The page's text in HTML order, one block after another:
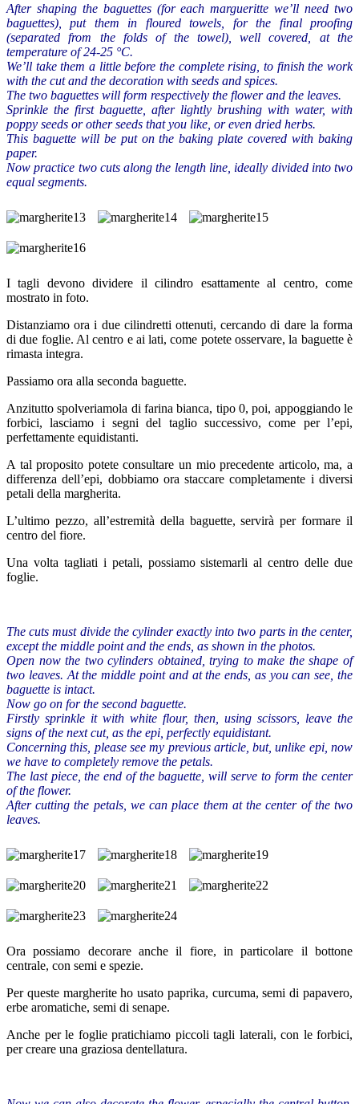
After shaping the baguettes (for eachmargueritte we’ll need two
baguettes), putthem in floured towels for the
final proofing
(separated from the folds of the towel),well covered , at the
temperature of 24-25 °C.
We’ll take them a little before the complete rising ,to finish the work
with the cut and the decoration with seeds and spices.
The two baguettes will form respectively the flower and the leaves.
Sprinkle the first baguette after lightly brushing with water, with
poppy seeds or other seeds that you like or even dried herbs.
This baguette will be put on the baking plate covered with baking
paper.
Now practice two cuts along the length line, ideally divided into two
equal segments.
I tagli devono dividere il cilindro esattamente al centro, come
mostrato in foto.
Distanziamo ora i due cilindretti ottenuti, cercando di dare la forma
di due foglie. Al centro e ai lati, come potete osservare, la baguette è
rimasta integra.
Passiamo ora alla seconda baguette.
Anzitutto spolveriamola di farina bianca, tipo 0, poi, appoggiando le
forbici, lasciamo i segni del taglio successivo, come per l’epi,
perfettamente equidistanti.
A tal proposito potete consultare un mio precedente articolo, ma, a
differenza dell’epi, dobbiamo ora staccare completamente i diversi
petali della margherita.
L’ultimo pezzo, all’estremità della baguette, servirà per formare il
centro del fiore.
Una volta tagliati i petali, possiamo sistemarli al centro delle due
foglie.
The cuts must divide the cylinder exactly into two parts in the center,
except the middle point and the ends as shown in the photos.
Open now the two cylinders obtained, trying to make the shape of
two leaves. At the middle point and at the ends, as you can see ,the
baguette is intact.
Now go on for the second baguette.
Firstly sprinkle it with white flour, then using scissors leave the
signs of the next cut, as the epi perfectly equidistant.
Concerning this, please see my previous article,but, unlike epi,now
we have to completely remove the petals.
The last piece,the end of the baguette ,will serve to form the center
of the flower.
After cutting the petals, we can place them at the center of the two
leaves.
Ora possiamo decorare anche il fiore, in particolare il bottone
centrale, con semi e spezie.
Per queste margherite ho usato paprika, curcuma, semi di papavero,
erbe aromatiche, semi di senape.
Anche per le foglie pratichiamo piccoli tagli laterali, con le forbici,
per creare una graziosa dentellatura.